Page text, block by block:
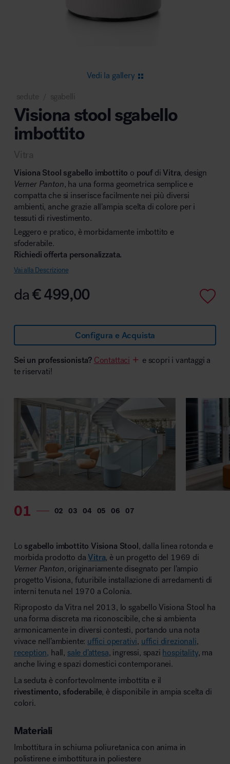
Area lounge e attesa
Area outdoor
MillerKnoll
Vedi la gallery
sedute sgabelli
Visiona stool sgabello
imbottito
Vitra
Visiona Stool sgabello imbottito o poufdiVitra, design
Verner Panton, ha una forma geometrica semplice e
compatta che si inserisce facilmente nei più diversi
ambienti, anche grazie all’ampia scelta di colore per i
tessuti di rivestimento.
Leggero e pratico, è morbidamente imbottito e
sfoderabile.
Richiedi offerta personalizzata.
Vai alla Descrizione
da€499,00
Configura e Acquista
Sei un professionista? Contattaci
e scopri i vantaggi a
te riservati!
Lo sgabello imbottito Visiona Stool, dalla linea rotonda e
morbida prodotto daVitra, è un progetto del 1969 di
Verner Panton, originariamente disegnato per l’ampio
progetto Visiona, futuribile installazione di arredamenti di
interni tenuta nel 1970 a Colonia.
Riproposto da Vitra nel 2013, lo sgabello Visiona Stool ha
una forma discreta ma riconoscibile, che si ambienta
armonicamente in diversi contesti, portando una nota
vivace nell’ambiente: uffici operativi, uffici direzionali,
reception, hall, sale d’attesa, ingressi, spazi hospitality, ma
anche living e spazi domestici contemporanei.
La seduta è confortevolmente imbottita e il
rivestimento, sfoderabile, è disponibile in ampia scelta di
colori.
Materiali
Imbottitura in schiuma poliuretanica con anima in
polistirene e imbottitura in poliestere